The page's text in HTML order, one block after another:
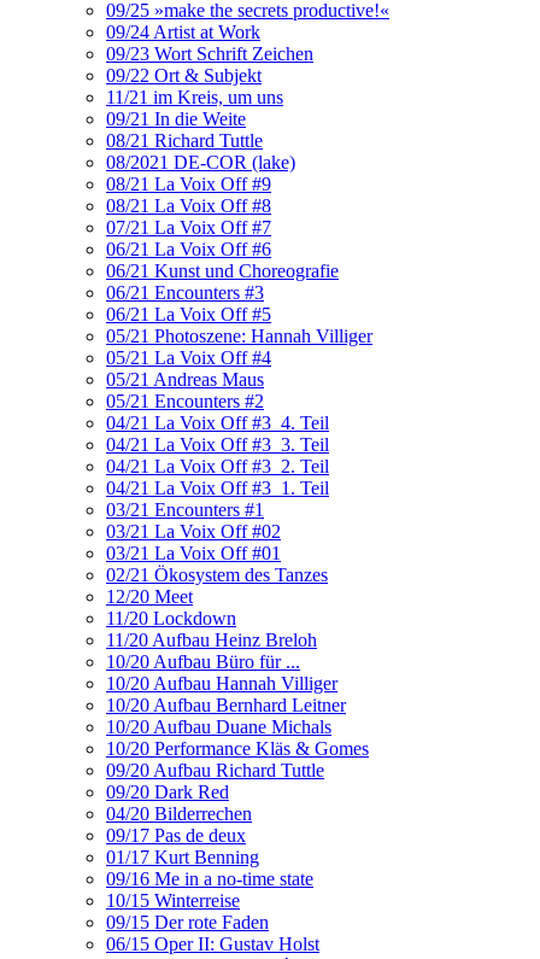
09/25 »make the secrets productive!«
09/24 Artist at Work
09/23 Wort Schrift Zeichen
09/22 Ort & Subjekt
11/21 im Kreis, um uns
09/21 In die Weite
08/21 Richard Tuttle
08/2021 DE-COR (lake)
08/21 La Voix Off #9
08/21 La Voix Off #8
07/21 La Voix Off #7
06/21 La Voix Off #6
06/21 Kunst und Choreografie
06/21 Encounters #3
06/21 La Voix Off #5
05/21 Photoszene: Hannah Villiger
05/21 La Voix Off #4
05/21 Andreas Maus
05/21 Encounters #2
04/21 La Voix Off #3_4. Teil
04/21 La Voix Off #3_3. Teil
04/21 La Voix Off #3_2. Teil
04/21 La Voix Off #3_1. Teil
03/21 Encounters #1
03/21 La Voix Off #02
03/21 La Voix Off #01
02/21 Ökosystem des Tanzes
12/20 Meet
11/20 Lockdown
11/20 Aufbau Heinz Breloh
10/20 Aufbau Büro für ...
10/20 Aufbau Hannah Villiger
10/20 Aufbau Bernhard Leitner
10/20 Aufbau Duane Michals
10/20 Performance Kläs & Gomes
09/20 Aufbau Richard Tuttle
09/20 Dark Red
04/20 Bilderrechen
09/17 Pas de deux
01/17 Kurt Benning
09/16 Me in a no-time state
10/15 Winterreise
09/15 Der rote Faden
06/15 Oper II: Gustav Holst